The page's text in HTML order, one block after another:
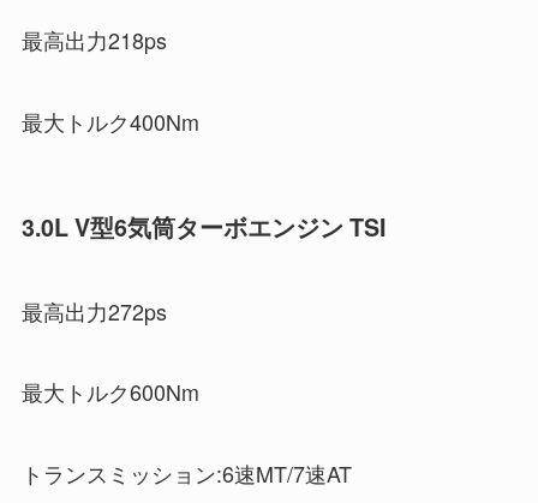
最高出力218ps
最大トルク400Nm
3.0L V型6気筒ターボエンジン TSI
最高出力272ps
最大トルク600Nm
トランスミッション:6速MT/7速AT